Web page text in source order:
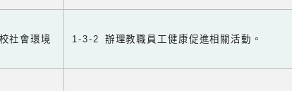
社會環境 1-3-2 辦理教職員工健康促進相關活動。